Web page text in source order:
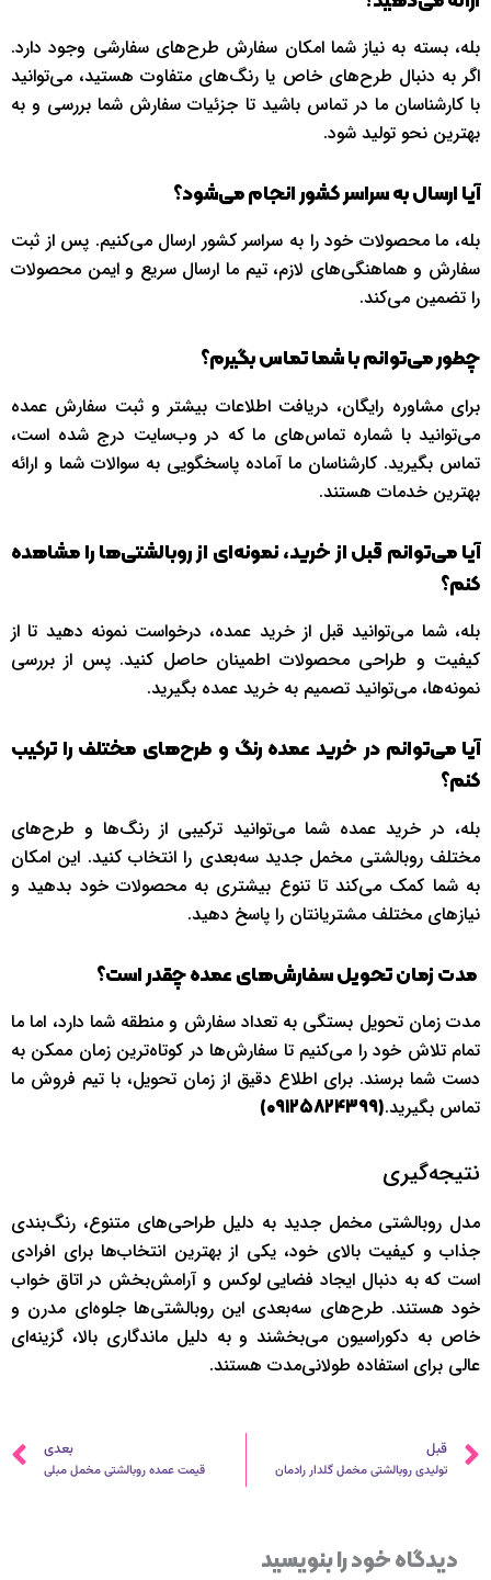
بله، بسته به نیاز شما امکان سفارش طرح‌های سفارشی وجود دارد.
اگر به دنبال طرح‌های خاص یا رنگ‌های متفاوت هستید، می‌توانید
با کارشناسان ما در تماس باشید تا جزئیات سفارش شما بررسی و به
بهترین نحو تولید شود.
آیا ارسال به سراسر کشور انجام می‌شود؟
بله، ما محصولات خود را به سراسر کشور ارسال می‌کنیم. پس از ثبت
سفارش و هماهنگی‌های لازم، تیم ما ارسال سریع و ایمن محصولات
را تضمین می‌کند.
چطور می‌توانم با شما تماس بگیرم؟
برای مشاوره رایگان، دریافت اطلاعات بیشتر و ثبت سفارش عمده
می‌توانید با شماره تماس‌های ما که در وب‌سایت درج شده است،
تماس بگیرید. کارشناسان ما آماده پاسخگویی به سوالات شما و ارائه
بهترین خدمات هستند.
آیا می‌توانم قبل از خرید، نمونه‌ای از روبالشتی‌ها را مشاهده
کنم؟
بله، شما می‌توانید قبل از خرید عمده، درخواست نمونه دهید تا از
کیفیت و طراحی محصولات اطمینان حاصل کنید. پس از بررسی
نمونه‌ها، می‌توانید تصمیم به خرید عمده بگیرید.
آیا می‌توانم در خرید عمده رنگ و طرح‌های مختلف را ترکیب
کنم؟
بله، در خرید عمده شما می‌توانید ترکیبی از رنگ‌ها و طرح‌های
مختلف روبالشتی مخمل جدید سه‌بعدی را انتخاب کنید. این امکان
به شما کمک می‌کند تا تنوع بیشتری به محصولات خود بدهید و
نیازهای مختلف مشتریانتان را پاسخ دهید.
مدت زمان تحویل سفارش‌های عمده چقدر است؟
مدت زمان تحویل بستگی به تعداد سفارش و منطقه شما دارد، اما ما
تمام تلاش خود را می‌کنیم تا سفارش‌ها در کوتاه‌ترین زمان ممکن به
دست شما برسند. برای اطلاع دقیق از زمان تحویل، با تیم فروش ما
تماس بگیرید.(
09125824399)
نتیجه‌گیری
مدل روبالشتی مخمل جدید به دلیل طراحی‌های متنوع، رنگ‌بندی
جذاب و کیفیت بالای خود، یکی از بهترین انتخاب‌ها برای افرادی
است که به دنبال ایجاد فضایی لوکس و آرامش‌بخش در اتاق خواب
خود هستند. طرح‌های سه‌بعدی این روبالشتی‌ها جلوه‌ای مدرن و
خاص به دکوراسیون می‌بخشند و به دلیل ماندگاری بالا، گزینه‌ای
عالی برای استفاده طولانی‌مدت هستند.
قبلی
قبل
تولیدی روبالشتی مخمل گلدار رادمان
بعدی
قیمت عمده روبالشتی مخمل مبلی
دیدگاه‌ خود را بنویسید